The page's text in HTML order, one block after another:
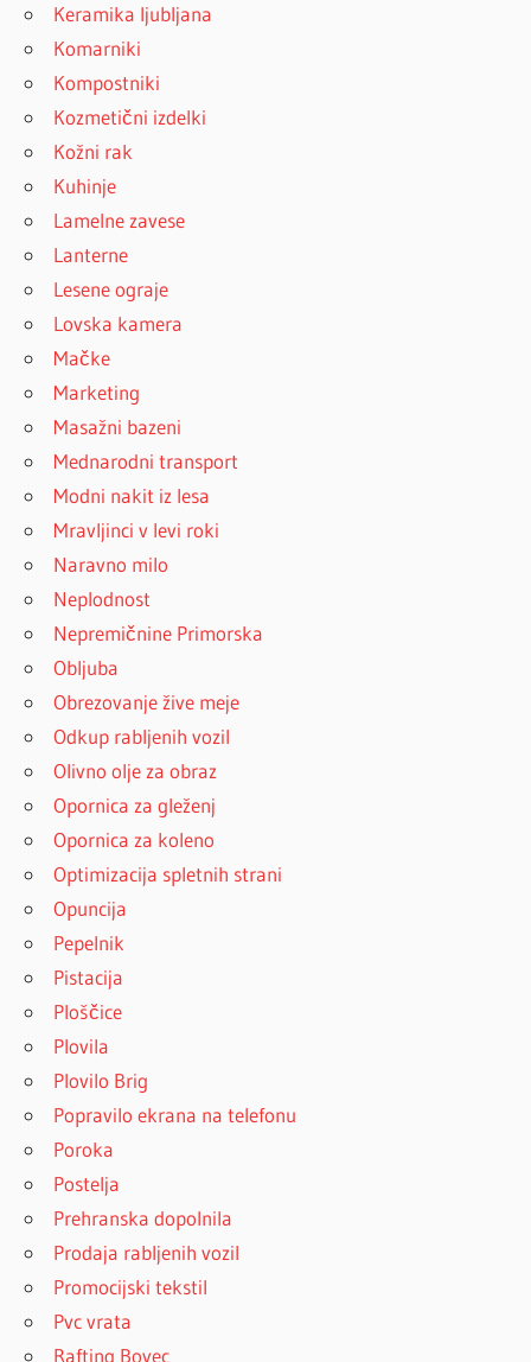
Keramika ljubljana
Komarniki
Kompostniki
Kozmetični izdelki
Kožni rak
Kuhinje
Lamelne zavese
Lanterne
Lesene ograje
Lovska kamera
Mačke
Marketing
Masažni bazeni
Mednarodni transport
Modni nakit iz lesa
Mravljinci v levi roki
Naravno milo
Neplodnost
Nepremičnine Primorska
Obljuba
Obrezovanje žive meje
Odkup rabljenih vozil
Olivno olje za obraz
Opornica za gleženj
Opornica za koleno
Optimizacija spletnih strani
Opuncija
Pepelnik
Pistacija
Ploščice
Plovila
Plovilo Brig
Popravilo ekrana na telefonu
Poroka
Postelja
Prehranska dopolnila
Prodaja rabljenih vozil
Promocijski tekstil
Pvc vrata
Rafting Bovec